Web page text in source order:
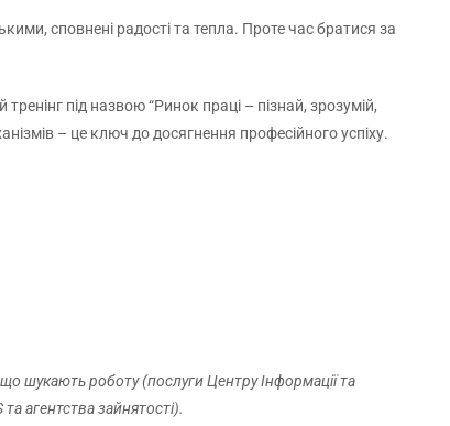
сповнені радості та тепла. Проте час братися за
під назвою “Ринок праці – пізнай, зрозумій,
– це ключ до досягнення професійного успіху.
шукають роботу (послуги Центру Інформації та
агентства зайнятості).